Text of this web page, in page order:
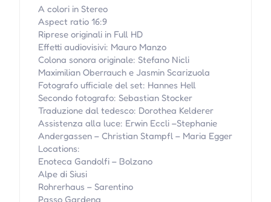
A colori in Stereo
Aspect ratio 16:9
Riprese originali in Full HD
Effetti audiovisivi: Mauro Manzo
Colona sonora originale: Stefano Nicli
Maximilian Oberrauch e Jasmin Scarizuola
Fotografo ufficiale del set: Hannes Hell
Secondo fotografo: Sebastian Stocker
Traduzione dal tedesco: Dorothea Kelderer
Assistenza alla luce: Erwin Eccli –Stephanie
Andergassen – Christian Stampfl – Maria Egger
Locations:
Enoteca Gandolfi – Bolzano
Alpe di Siusi
Rohrerhaus – Sarentino
Passo Gardena